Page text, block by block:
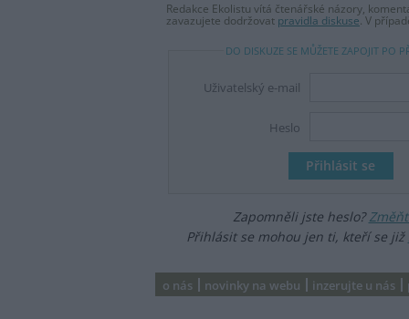
Redakce Ekolistu vítá čtenářské názory,
zavazujete dodržovat pravidla diskuse. V
DO DISKUZE SE MŮŽETE ZAPOJIT PO
Uživatelský e-mail
Heslo
Zapomněli jste heslo?
Přihlásit se mohou jen ti, kteří se již
o nás novinky na webu inzerujte u nás